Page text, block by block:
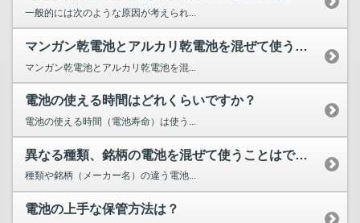
一般的には次のような原因が考えられ...
マンガン乾電池とアルカリ乾電池を混ぜて使うとどうなりますか？
マンガン乾電池とアルカリ乾電池を混...
電池の使える時間はどれくらいですか？
電池の使える時間（電池寿命）は使う...
異なる種類、銘柄の電池を混ぜて使うことはできますか？
種類や銘柄（メーカー名）の違う電池...
電池の上手な保管方法は？